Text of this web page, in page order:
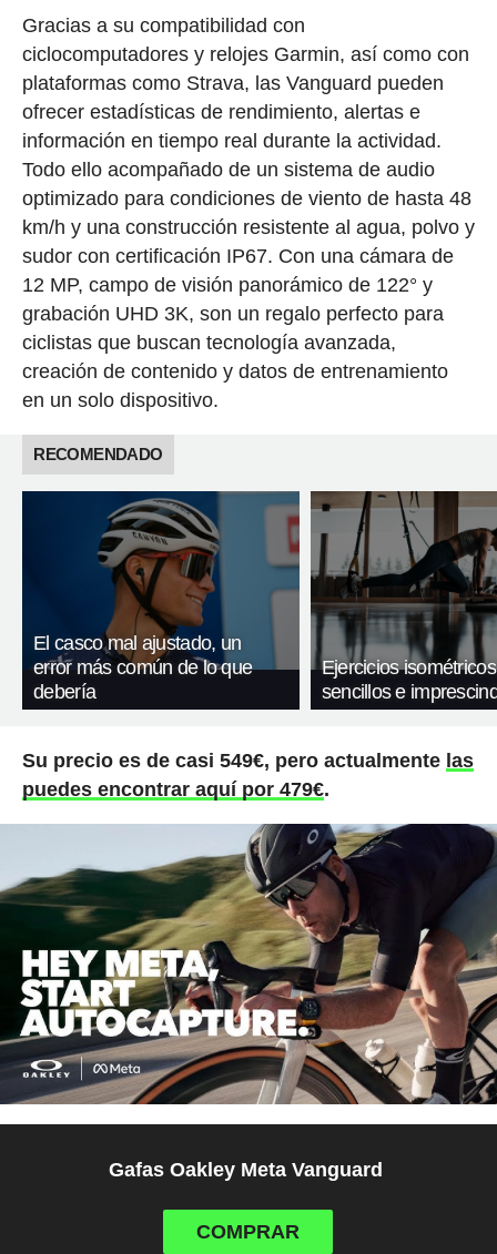
Gracias a su compatibilidad con
ciclocomputadores y relojes Garmin, así como con
plataformas como Strava, las Vanguard pueden
ofrecer estadísticas de rendimiento, alertas e
información en tiempo real durante la actividad.
Todo ello acompañado de un sistema de audio
optimizado para condiciones de viento de hasta 48
km/h y una construcción resistente al agua, polvo y
sudor con certificación IP67. Con una cámara de
12 MP, campo de visión panorámico de 122° y
grabación UHD 3K, son un regalo perfecto para
ciclistas que buscan tecnología avanzada,
creación de contenido y datos de entrenamiento
en un solo dispositivo.
RECOMENDADO
El casco mal ajustado, un
error más común de lo que
debería
Ejercicios
sencillos e
Su precio es de casi 549€, pero actualmente las
puedes encontrar aquí por 479€.
Gafas Oakley Meta Vanguard
COMPRAR